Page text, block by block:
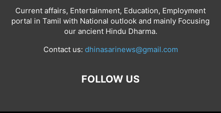
Current affairs, Entertainment, Education, Employment
portal in Tamil with National outlook and mainly Focusing
our ancient Hindu Dharma.
Contact us: dhinasarinews@gmail.com
FOLLOW US